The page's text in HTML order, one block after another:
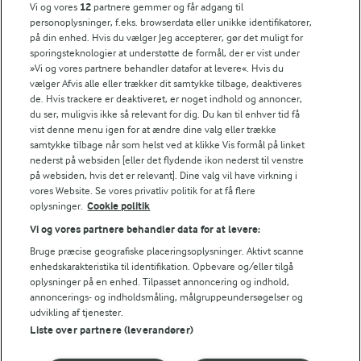
FarmAhead™ Check rapport
Andelshaverinfo: Mælkepris
Fødevarestyrelsens smiley-rapporter for Arla Foods
Fødevarestyrelsens smiley-rapporter for Jörd
Fødevarestyrelsens smiley-rapporter for Lurpak PB
Følg
© 2026 Arla Foods
Vælg en anden cookies
Vi og vores 12 partnere gemmer og får adgang til
personoplysninger, f.eks. browserdata eller unikke identifikatorer,
på din enhed. Hvis du vælger Jeg accepterer, gør det muligt for
sporingsteknologier at understøtte de formål, der er vist under
»Vi og vores partnere behandler datafor at levere«. Hvis du
vælger Afvis alle eller trækker dit samtykke tilbage, deaktiveres
de. Hvis trackere er deaktiveret, er noget indhold og annoncer,
du ser, muligvis ikke så relevant for dig. Du kan til enhver tid få
vist denne menu igen for at ændre dine valg eller trække
samtykke tilbage når som helst ved at klikke Vis formål på linket
nederst på websiden [eller det flydende ikon nederst til venstre
på websiden, hvis det er relevant]. Dine valg vil have virkning i
vores Website. Se vores privatliv politik for at få flere
oplysninger. Cookie politik
Vi og vores partnere behandler data for at levere:
Bruge præcise geografiske placeringsoplysninger. Aktivt scanne
enhedskarakteristika til identifikation. Opbevare og/eller tilgå
oplysninger på en enhed. Tilpasset annoncering og indhold,
annoncerings- og indholdsmåling, målgruppeundersøgelser og
udvikling af tjenester.
Liste over partnere (leverandører)